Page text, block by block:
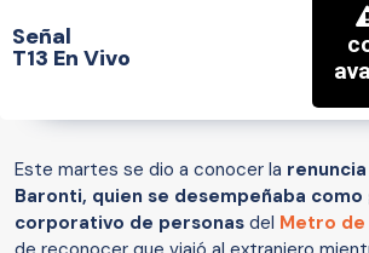
Señal
T13 En Vivo
Este martes se dio a conocer la
Baronti, quien se desempeñaba
corporativo de personas del Metro de